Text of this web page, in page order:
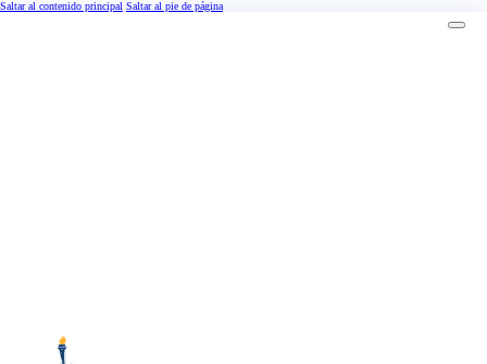
Saltar al contenido principal Saltar al pie de página